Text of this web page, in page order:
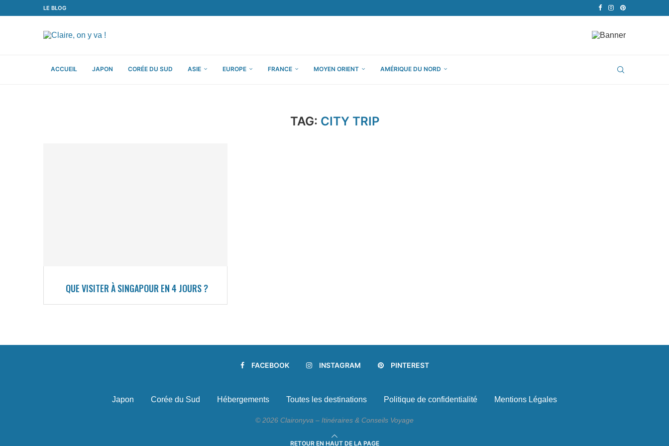
LE BLOG
ACCUEIL JAPON CORÉE DU SUD ASIE EUROPE FRANCE MOYEN ORIENT AMÉRIQUE DU NORD
TAG: CITY TRIP
QUE VISITER À SINGAPOUR EN 4 JOURS ?
FACEBOOK INSTAGRAM PINTEREST
Japon Corée du Sud Hébergements Toutes les destinations Politique de confidentialité Mentions Légales
© 2026 Claironyva – Itinéraires & Conseils Voyage
RETOUR EN HAUT DE LA PAGE